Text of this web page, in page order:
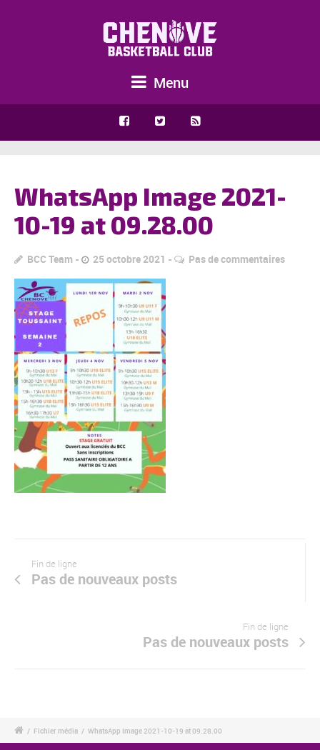
Menu
WhatsApp Image 2021-
10-19 at 09.28.00
BCC Team 25 octobre 2021 Pas de commentaires
Fin de ligne
Pas de nouveaux posts
Fin de ligne
Pas de nouveaux posts
/ Fichier média / WhatsApp Image 2021-10-19 at 09.28.00